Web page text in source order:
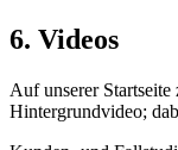
6. Videos
Auf unserer Startseite
Hintergrundvideo;